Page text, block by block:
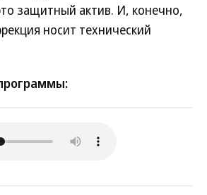
защитный актив. И, конечно,
носит технический